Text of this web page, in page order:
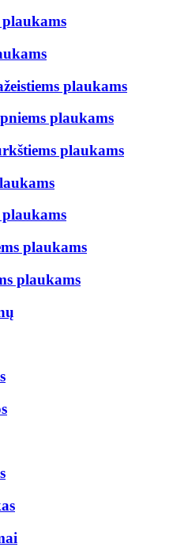
plaukams
plaukams
plaukams
plaukams
plaukams
plaukams